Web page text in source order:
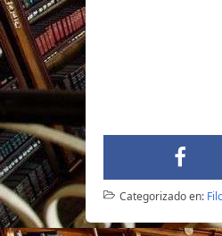
Categorizado en: